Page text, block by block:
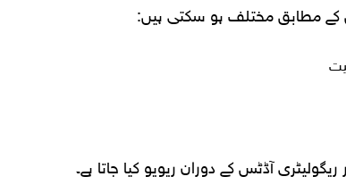
کے مطابق مختلف ہو سکتی ہیں:
آڈٹس کے دوران ریویو کیا جاتا ہے۔